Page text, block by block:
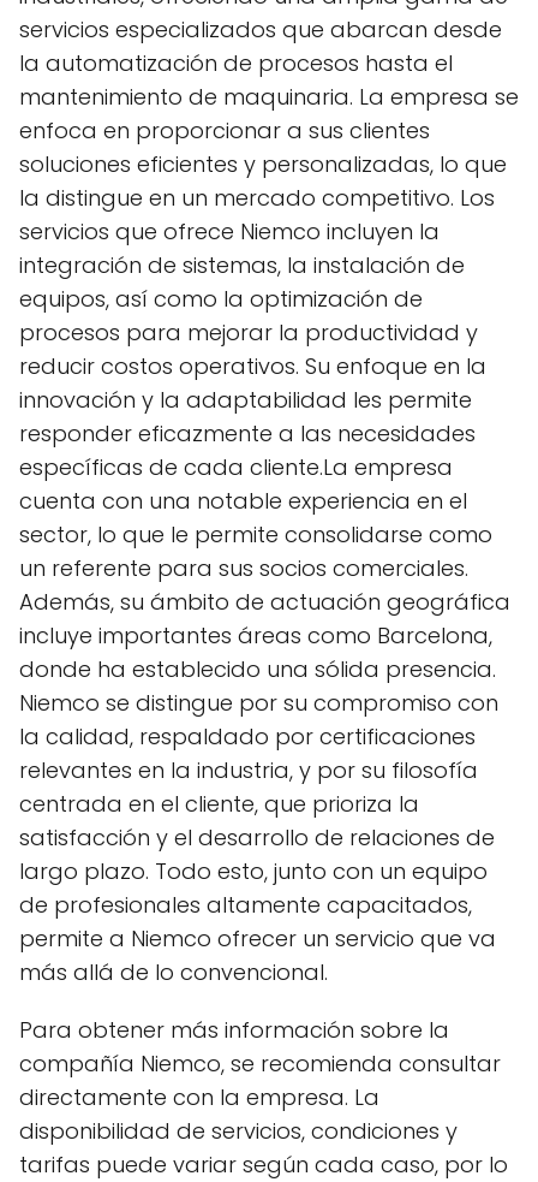
servicios especializados que abarcan desde
la automatización de procesos hasta el
mantenimiento de maquinaria. La empresa se
enfoca en proporcionar a sus clientes
soluciones eficientes y personalizadas, lo que
la distingue en un mercado competitivo. Los
servicios que ofrece Niemco incluyen la
integración de sistemas, la instalación de
equipos, así como la optimización de
procesos para mejorar la productividad y
reducir costos operativos. Su enfoque en la
innovación y la adaptabilidad les permite
responder eficazmente a las necesidades
específicas de cada cliente.La empresa
cuenta con una notable experiencia en el
sector, lo que le permite consolidarse como
un referente para sus socios comerciales.
Además, su ámbito de actuación geográfica
incluye importantes áreas como Barcelona,
donde ha establecido una sólida presencia.
Niemco se distingue por su compromiso con
la calidad, respaldado por certificaciones
relevantes en la industria, y por su filosofía
centrada en el cliente, que prioriza la
satisfacción y el desarrollo de relaciones de
largo plazo. Todo esto, junto con un equipo
de profesionales altamente capacitados,
permite a Niemco ofrecer un servicio que va
más allá de lo convencional.
Para obtener más información sobre la
compañía Niemco, se recomienda consultar
directamente con la empresa. La
disponibilidad de servicios, condiciones y
tarifas puede variar según cada caso, por lo